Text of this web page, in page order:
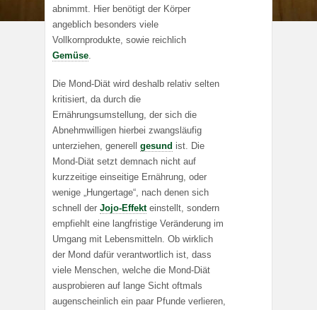
abnimmt. Hier benötigt der Körper
angeblich besonders viele
Vollkornprodukte, sowie reichlich
Gemüse
Die Mond-Diät wird deshalb relativ selten
kritisiert, da durch die
Ernährungsumstellung, der sich die
Abnehmwilligen hierbei zwangsläufig
unterziehen, generell gesund ist. Die
Mond-Diät setzt demnach nicht auf
kurzzeitige einseitige Ernährung, oder
wenige „Hungertage“, nach denen sich
schnell der Jojo-Effekteinstellt, sondern
empfiehlt eine langfristige Veränderung im
Umgang mit Lebensmitteln. Ob wirklich
der Mond dafür verantwortlich ist, dass
viele Menschen, welche die Mond-Diät
ausprobieren auf lange Sicht oftmals
augenscheinlich ein paar Pfunde verlieren,